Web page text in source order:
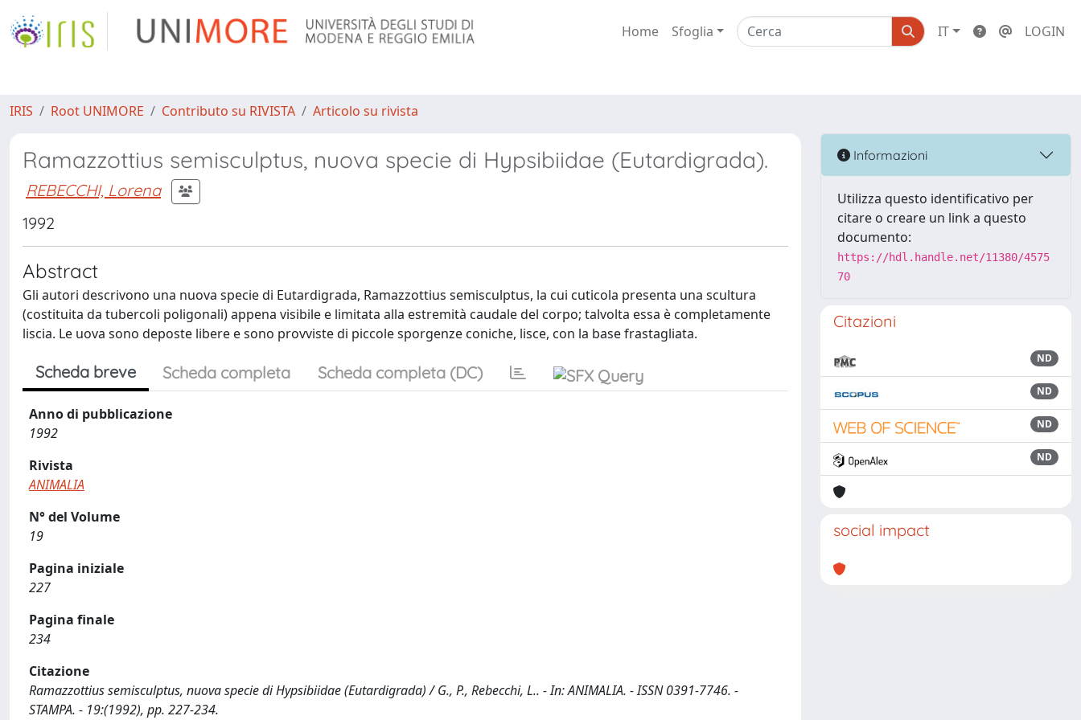
Home Sfoglia IT LOGIN
IRIS Root UNIMORE Contributo su RIVISTA Articolo su rivista
Ramazzottius semisculptus, nuova specie di Hypsibiidae (Eutardigrada).
REBECCHI, Lorena
1992
Abstract
Gli autori descrivono una nuova specie di Eutardigrada, Ramazzottius semisculptus, la cui cuticola presenta una scultura
(costituita da tubercoli poligonali) appena visibile e limitata alla estremità caudale del corpo; talvolta essa è completamente
liscia. Le uova sono deposte libere e sono provviste di piccole sporgenze coniche, lisce, con la base frastagliata.
Scheda breve Scheda completa Scheda completa (DC)
Anno di pubblicazione
1992
Rivista
ANIMALIA
N° del Volume
19
Pagina iniziale
227
Pagina finale
234
Citazione
Ramazzottius semisculptus, nuova specie di Hypsibiidae (Eutardigrada) / G., P., Rebecchi, L.. - In: ANIMALIA. - ISSN 0391-7746. -
STAMPA. - 19:(1992), pp. 227-234.
Informazioni
Utilizza questo identificativo per
citare o creare un link a questo
documento:
https://hdl.handle.net/11380/4575
70
Citazioni
ND
ND
ND
ND
social impact